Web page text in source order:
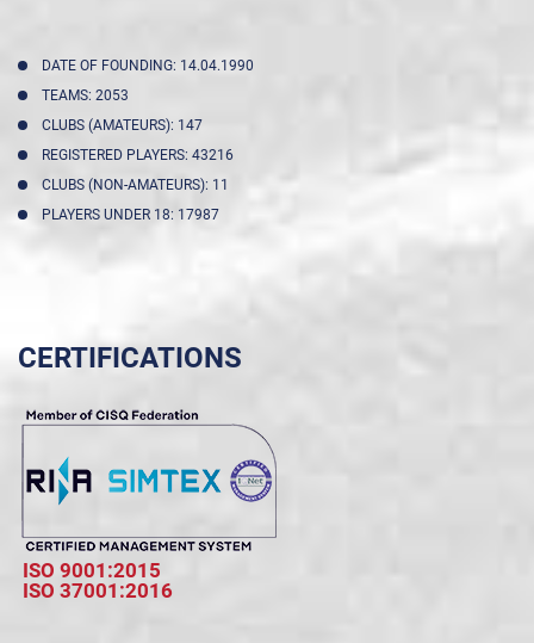
DATE OF FOUNDING: 14.04.1990
TEAMS: 2053
CLUBS (AMATEURS): 147
REGISTERED PLAYERS: 43216
CLUBS (NON-AMATEURS): 11
PLAYERS UNDER 18: 17987
CERTIFICATIONS
ISO 9001:2015
ISO 37001:2016